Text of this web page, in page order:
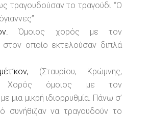
τραγουδούσαν το τραγούδι “Ο
Όμοιος χορός με τον
στον οποίο εκτελούσαν διπλά
(Σταυρίου, Κρώμνης,
Χορός όμοιος με τον
μια μικρή ιδιορρυθμία. Πάνω σ’
συνήθιζαν να τραγουδούν το